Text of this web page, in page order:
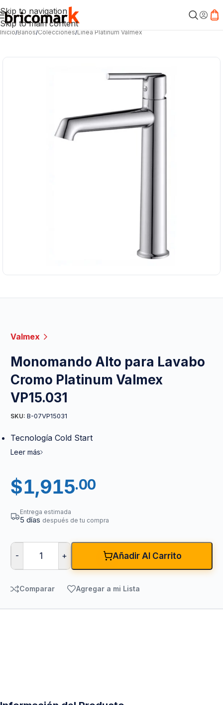
Skip to navigation
Skip to main content
Inicio/Baños/Colecciones/Línea Platinum Valmex
Valmex
Monomando Alto para Lavabo
Cromo Platinum Valmex
VP15.031
SKU: B-07VP15031
Tecnología Cold Start
Leer más
$1,915.00
Entrega estimada
5 días después de tu compra
- + Añadir Al Carrito
Comparar Agregar a mi Lista